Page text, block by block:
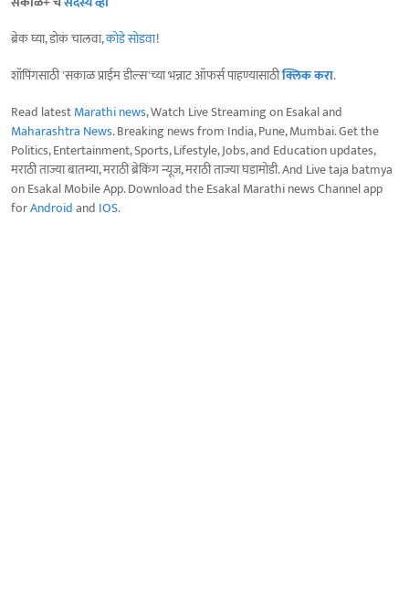
ब्रेक घ्या, डोकं चालवा,कोडे सोडवा!
शॉपिंगसाठी 'सकाळ प्राईम डील्स'च्या भन्नाट ऑफर्स पाहण्यासाठीक्लिक करा.
Read latestMarathi news, Watch Live Streaming on Esakal and
Maharashtra News. Breaking news from India, Pune, Mumbai. Get the
Politics, Entertainment, Sports, Lifestyle, Jobs, and Education updates,
मराठी ताज्या बातम्या, मराठी ब्रेकिंग न्यूज, मराठी ताज्या घडामोडी. And Live taja batmya
on Esakal Mobile App. Download the Esakal Marathi news Channel app
forAndroidand IOS.